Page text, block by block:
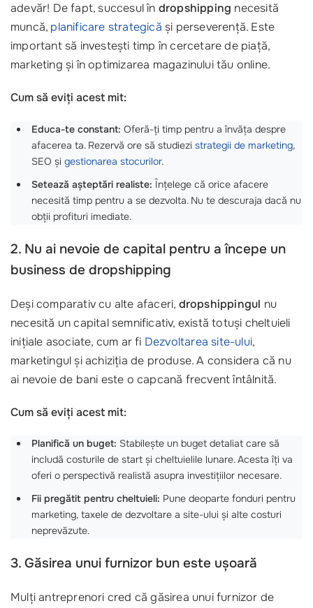
adevăr! De fapt, succesul în dropshipping necesită
muncă, planificare strategică și perseverență. Este
important să investești timp în cercetare de piață,
marketing și în optimizarea magazinului tău online.
Cum să eviți acest mit:
Educa-te constant: Oferă-ți timp pentru a învăța despre
afacerea ta. Rezervă ore să studiezi strategii de marketing,
SEO și gestionarea stocurilor.
Setează așteptări realiste: Înțelege că orice afacere
necesită timp pentru a se dezvolta. Nu te descuraja dacă nu
obții profituri imediate.
2. Nu ai nevoie de capital pentru a începe un
business de dropshipping
Deși comparativ cu alte afaceri, dropshippingul nu
necesită un capital semnificativ, există totuși cheltuieli
inițiale asociate, cum ar fi Dezvoltarea site-ului,
marketingul și achiziția de produse. A considera că nu
ai nevoie de bani este o capcană frecvent întâlnită.
Cum să eviți acest mit:
Planifică un buget: Stabilește un buget detaliat care să
includă costurile de start și cheltuielile lunare. Acesta îți va
oferi o perspectivă realistă asupra investițiilor necesare.
Fii pregătit pentru cheltuieli: Pune deoparte fonduri pentru
marketing, taxele de dezvoltare a site-ului și alte costuri
neprevăzute.
3. Găsirea unui furnizor bun este ușoară
Mulți antreprenori cred că găsirea unui furnizor de